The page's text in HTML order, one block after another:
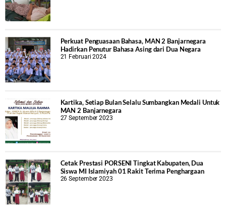
Perkuat Penguasaan Bahasa, MAN 2 Banjarnegara
Hadirkan Penutur Bahasa Asing dari Dua Negara
21 Februari 2024
Kartika, Setiap Bulan Selalu Sumbangkan Medali Untuk
MAN 2 Banjarnegara
27 September 2023
Cetak Prestasi PORSENI Tingkat Kabupaten, Dua
Siswa MI Islamiyah 01 Rakit Terima Penghargaan
26 September 2023